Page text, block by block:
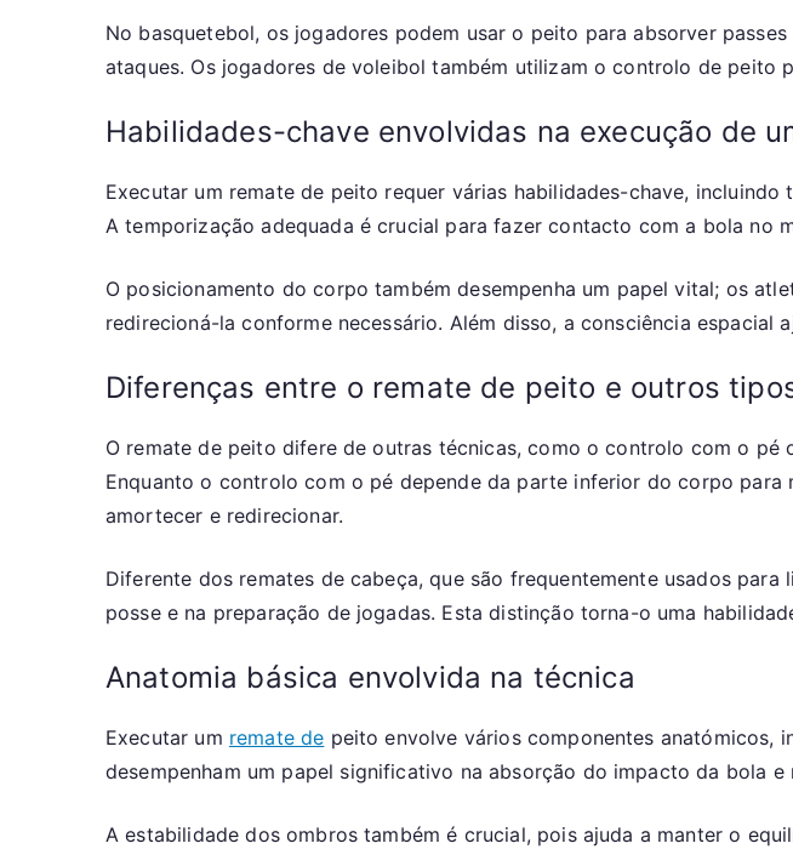
No basquetebol, os jogadores podem usar o peito para absorver
ataques. Os jogadores de voleibol também utilizam o controlo de peito
Habilidades-chave envolvidas na execução de
Executar um remate de peito requer várias habilidades-chave,
A temporização adequada é crucial para fazer contacto com a bola no
O posicionamento do corpo também desempenha um papel vital; os
redirecioná-la conforme necessário. Além disso, a consciência
Diferenças entre o remate de peito e outros
O remate de peito difere de outras técnicas, como o controlo com o
Enquanto o controlo com o pé depende da parte inferior do corpo
amortecer e redirecionar.
Diferente dos remates de cabeça, que são frequentemente usados
posse e na preparação de jogadas. Esta distinção torna-o uma
Anatomia básica envolvida na técnica
Executar um remate de peito envolve vários componentes anatómicos,
desempenham um papel significativo na absorção do impacto da bola
A estabilidade dos ombros também é crucial, pois ajuda a manter o